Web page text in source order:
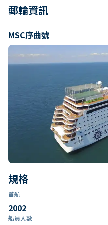
郵輪資訊
MSC序曲號
規格
首航
2002
船員人數